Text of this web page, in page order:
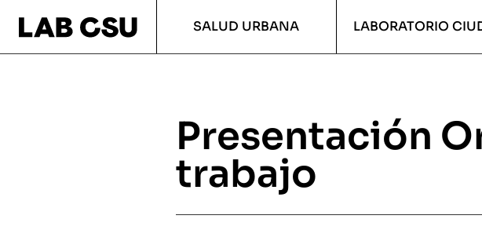
SALUD URBANA LABORATORIO
Presentación
trabajo